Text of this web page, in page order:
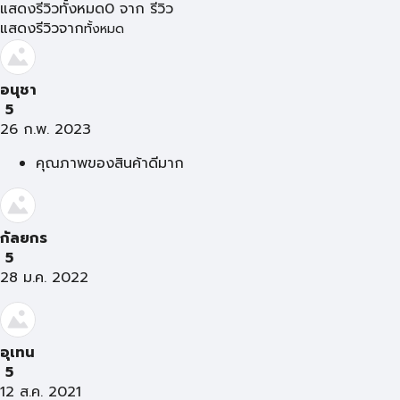
แสดงรีวิวทั้งหมด0 จาก รีวิว
แสดงรีวิวจากทั้งหมด
อนุชา
5
26 ก.พ. 2023
คุณภาพของสินค้าดีมาก
กัลยกร
5
28 ม.ค. 2022
อุเทน
5
12 ส.ค. 2021